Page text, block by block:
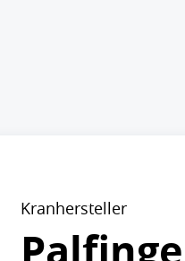
Kranhersteller